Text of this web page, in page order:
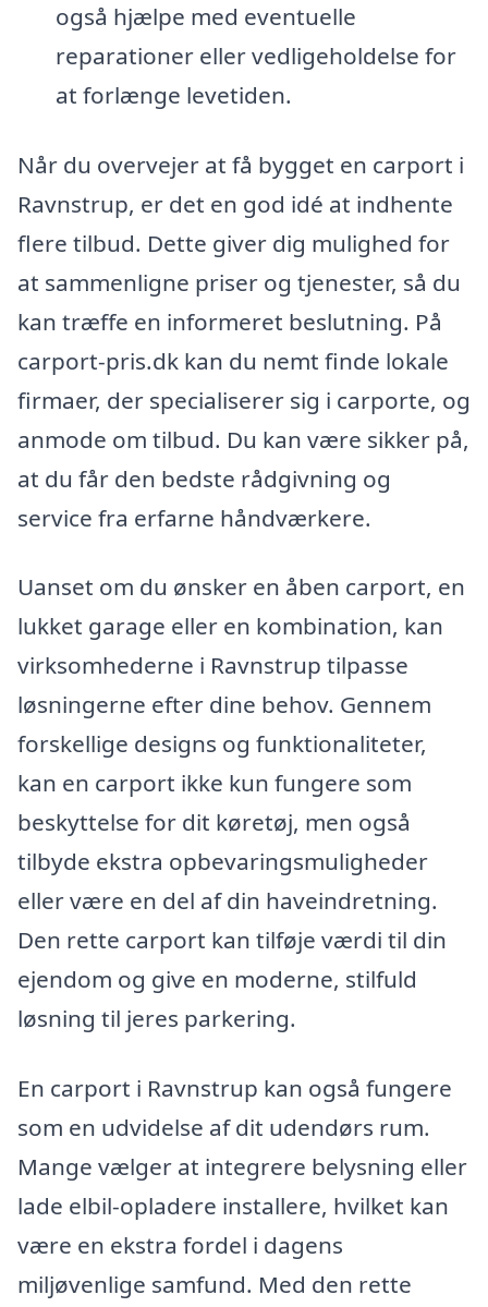
også hjælpe med eventuelle
reparationer eller vedligeholdelse for
at forlænge levetiden.
Når du overvejer at få bygget en carport i
Ravnstrup, er det en god idé at indhente
flere tilbud. Dette giver dig mulighed for
at sammenligne priser og tjenester, så du
kan træffe en informeret beslutning. På
carport-pris.dk kan du nemt finde lokale
firmaer, der specialiserer sig i carporte, og
anmode om tilbud. Du kan være sikker på,
at du får den bedste rådgivning og
service fra erfarne håndværkere.
Uanset om du ønsker en åben carport, en
lukket garage eller en kombination, kan
virksomhederne i Ravnstrup tilpasse
løsningerne efter dine behov. Gennem
forskellige designs og funktionaliteter,
kan en carport ikke kun fungere som
beskyttelse for dit køretøj, men også
tilbyde ekstra opbevaringsmuligheder
eller være en del af din haveindretning.
Den rette carport kan tilføje værdi til din
ejendom og give en moderne, stilfuld
løsning til jeres parkering.
En carport i Ravnstrup kan også fungere
som en udvidelse af dit udendørs rum.
Mange vælger at integrere belysning eller
lade elbil-opladere installere, hvilket kan
være en ekstra fordel i dagens
miljøvenlige samfund. Med den rette